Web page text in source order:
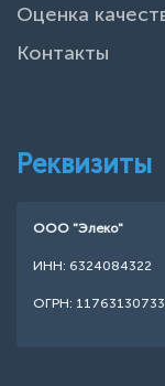
Оценка
Контакты
Реквизиты
ООО "Элеко"
ИНН: 6324084322
ОГРН: